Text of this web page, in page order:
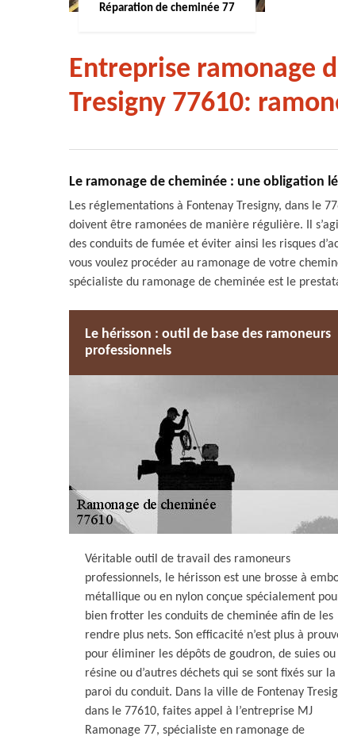
Réparation de cheminée 77
Entreprise ramonage
Tresigny 77610:
Le ramonage de cheminée : une obligation
Les réglementations à Fontenay Tresigny, dans le
doivent être ramonées de manière régulière. Il
des conduits de fumée et éviter ainsi les risques
vous voulez procéder au ramonage de votre
spécialiste du ramonage de cheminée est le
Le hérisson : outil de base des ramoneurs
professionnels
Véritable outil de travail des ramoneurs
professionnels, le hérisson est une brosse à
métallique ou en nylon conçue spécialement
bien frotter les conduits de cheminée afin de les
rendre plus nets. Son efficacité n’est plus à
pour éliminer les dépôts de goudron, de suies ou
résine ou d’autres déchets qui se sont fixés sur la
paroi du conduit. Dans la ville de Fontenay
dans le 77610, faites appel à l’entreprise MJ
Ramonage 77, spécialiste en ramonage de